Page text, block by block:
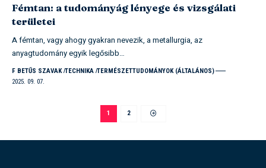
Fémtan: a tudományág lényege és vizsgálati
területei
A fémtan, vagy ahogy gyakran nevezik, a metallurgia, az
anyagtudomány egyik legősibb…
F BETŰS SZAVAK TECHNIKA TERMÉSZETTUDOMÁNYOK (ÁLTALÁNOS)
2025. 09. 07.
1 2